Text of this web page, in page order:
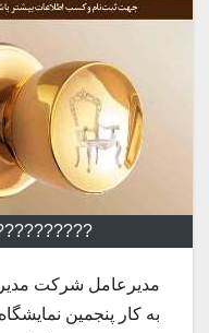
مدیرعامل شرکت
به کار پنجمین